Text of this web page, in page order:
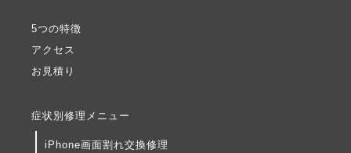
5つの特徴
アクセス
お見積り
症状別修理メニュー
iPhone画面割れ交換修理